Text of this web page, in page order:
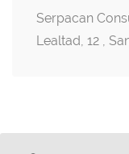
Serpacan
Lealtad, 12 ,